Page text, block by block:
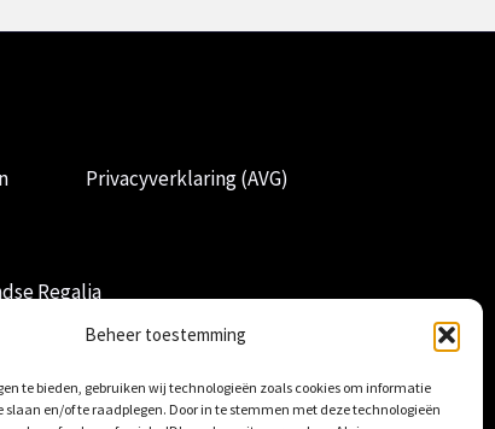
Beheer toestemming
te bieden, gebruiken wij technologieën zoals cookies om informatie
slaan en/of te raadplegen. Door in te stemmen met deze technologieën
Privacyverklaring (AVG)
Regalia